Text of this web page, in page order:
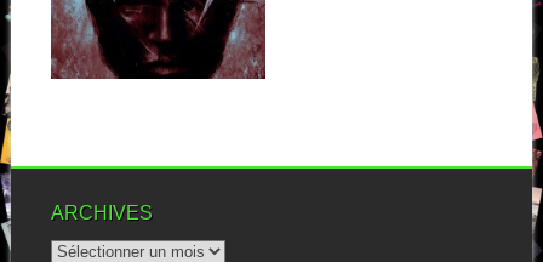
J’ai un disque de retard sur
Lunatic Soul. Et pour être...
ARCHIVES